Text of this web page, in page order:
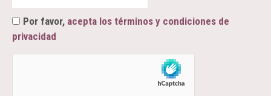
Por favor, acepta los términos y condiciones de
privacidad